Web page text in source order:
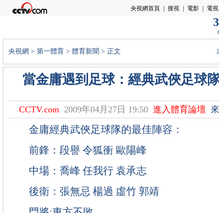
央視網 > 第一體育 > 體育新聞 > 正文
當金庸遇到足球：經典武俠足球
CCTV.com 2009年04月27日 19:50 進入體育論壇
金庸經典武俠足球隊的最佳陣容：
前鋒：段譽 令狐衝 歐陽峰
中場：喬峰 任我行 袁承志
後衛：張無忌 楊過 虛竹 郭靖